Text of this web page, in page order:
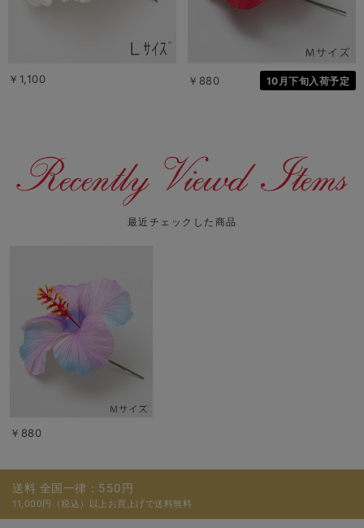
￥1,100 ￥880 10月下旬入荷予定
最近チェックした商品
￥880
送料 全国一律：550円
11,000円（税込）以上お買上げで送料無料